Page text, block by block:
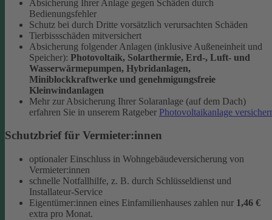
Absicherung Ihrer Anlage gegen Schäden durch
Bedienungsfehler
Schutz bei durch Dritte vorsätzlich verursachten Schäden
Tierbissschäden mitversichert
Absicherung folgender Anlagen (inklusive Außeneinheit und
Speicher): Photovoltaik, Solarthermie, Erd-, Luft- und
Wasserwärmepumpen, Hybridanlagen,
Miniblockkraftwerke und genehmigungsfreie
Kleinwindanlagen
Mehr zur Absicherung Ihrer Solaranlage (auf dem Dach)
erfahren Sie in unserem Ratgeber Photovoltaikanlage
Schutzbrief für Vermieter:innen
optionaler Einschluss in Wohngebäudeversicherung von
Vermieter:innen
schnelle Notfallhilfe, z. B. durch Schlüsseldienst und
Installateur-Service
Eigentümer:innen eines Einfamilienhauses zahlen nur 1,46 €
extra pro Monat.